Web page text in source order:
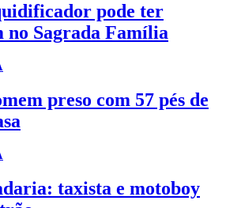
pode ter
no Sagrada Família
preso com 57 pés de
taxista e motoboy